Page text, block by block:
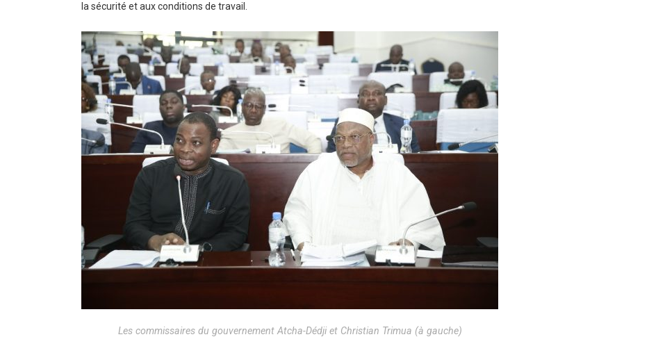
la sécurité et aux conditions de travail.
Les commissaires du gouvernement Atcha-Dédji et Christian Trimua (à gauche)